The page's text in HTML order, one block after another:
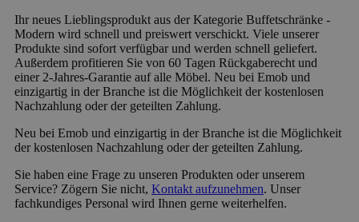
Ihr neues Lieblingsprodukt aus der Kategorie Buffetschränke -
Modern wird schnell und preiswert verschickt. Viele unserer
Produkte sind sofort verfügbar und werden schnell geliefert.
Außerdem profitieren Sie von 60 Tagen Rückgaberecht und
einer 2-Jahres-Garantie auf alle Möbel. Neu bei Emob und
einzigartig in der Branche ist die Möglichkeit der kostenlosen
Nachzahlung oder der geteilten Zahlung.
Neu bei Emob und einzigartig in der Branche ist die Möglichkeit
der kostenlosen Nachzahlung oder der geteilten Zahlung.
Sie haben eine Frage zu unseren Produkten oder unserem
Service? Zögern Sie nicht, Kontakt aufzunehmen. Unser
fachkundiges Personal wird Ihnen gerne weiterhelfen.